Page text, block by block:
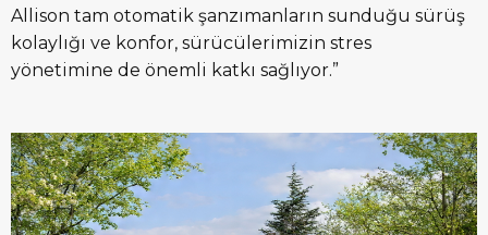
Allison tam otomatik şanzımanların sunduğu sürüş
kolaylığı ve konfor, sürücülerimizin stres
yönetimine de önemli katkı sağlıyor.”